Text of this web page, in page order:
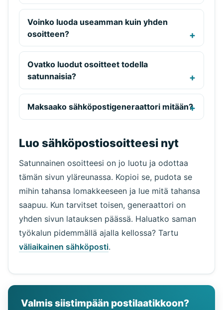
Voinko luoda useamman kuin yhden
osoitteen?
Ovatko luodut osoitteet todella
satunnaisia?
Maksaako sähköpostigeneraattori mitään?
Luo sähköpostiosoitteesi nyt
Satunnainen osoitteesi on jo luotu ja odottaa
tämän sivun yläreunassa. Kopioi se, pudota se
mihin tahansa lomakkeeseen ja lue mitä tahansa
saapuu. Kun tarvitset toisen, generaattori on
yhden sivun latauksen päässä. Haluatko saman
työkalun pidemmällä ajalla kellossa? Tartu
väliaikainen sähköposti.
Valmis siistimpään postilaatikkoon?